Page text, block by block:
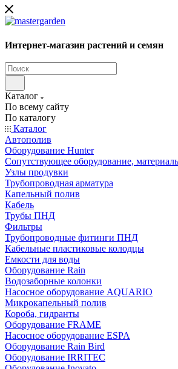
Интернет-магазин растений и семян
Каталог
По всему сайту
По каталогу
Каталог
Автополив
Оборудование Hunter
Сопутствующее оборудование,
Узлы продувки
Трубопроводная арматура
Капельный полив
Кабель
Трубы ПНД
Фильтры
Трубопроводные фитинги ПНД
Кабельные пластиковые колодцы
Емкости для воды
Оборудование Rain
Водозаборные колонки
Насосное оборудование AQUARIO
Микрокапельный полив
Короба, гидранты
Оборудование FRAME
Насосное оборудование ESPA
Оборудование Rain Bird
Оборудование IRRITEC